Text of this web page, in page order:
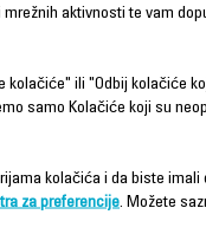
All types of
100-240 V
50-60 Hz
Jako dugo
(>=1h)
aktivnosti te vam
kolačiće" ili "Odbij kolačiće
samo Kolačiće koji su
kolačića i da biste imali
za preferencije. Možete